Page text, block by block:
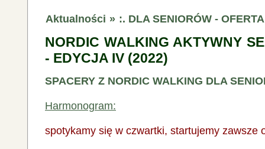
Aktualności » :. DLA SENIORÓW -
NORDIC WALKING AKTYWNY
- EDYCJA IV (2022)
SPACERY Z NORDIC WALKING DLA
Harmonogram:
spotykamy się w czwartki, startujemy zawsze